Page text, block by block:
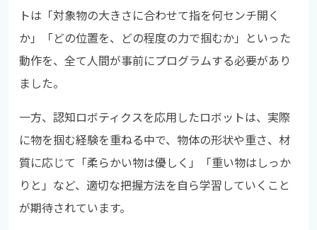
トは「対象物の大きさに合わせて指を何センチ開く
か」「どの位置を、どの程度の力で掴むか」といった
動作を、全て人間が事前にプログラムする必要があり
ました。
一方、認知ロボティクスを応用したロボットは、実際
に物を掴む経験を重ねる中で、物体の形状や重さ、材
質に応じて「柔らかい物は優しく」「重い物はしっか
りと」など、適切な把握方法を自ら学習していくこと
が期待されています。